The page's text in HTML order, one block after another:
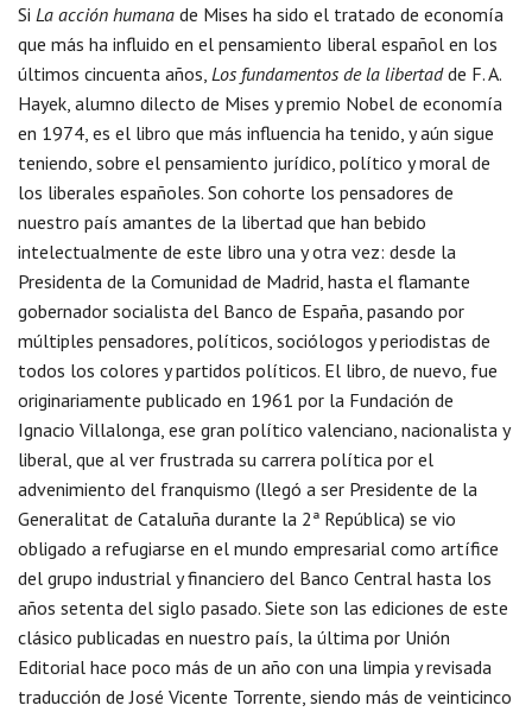
Si La acción humana de Mises ha sido el tratado de economía
que más ha influido en el pensamiento liberal español en los
últimos cincuenta años, Los fundamentos de la libertadde F. A.
Hayek, alumno dilecto de Mises y premio Nobel de economía
en 1974, es el libro que más influencia ha tenido, y aún sigue
teniendo, sobre el pensamiento jurídico, político y moral de
los liberales españoles. Son cohorte los pensadores de
nuestro país amantes de la libertad que han bebido
intelectualmente de este libro una y otra vez: desde la
Presidenta de la Comunidad de Madrid, hasta el flamante
gobernador socialista del Banco de España, pasando por
múltiples pensadores, políticos, sociólogos y periodistas de
todos los colores y partidos políticos. El libro, de nuevo, fue
originariamente publicado en 1961 por la Fundación de
Ignacio Villalonga, ese gran político valenciano, nacionalista y
liberal, que al ver frustrada su carrera política por el
advenimiento del franquismo (llegó a ser Presidente de la
Generalitat de Cataluña durante la 2ª República) se vio
obligado a refugiarse en el mundo empresarial como artífice
del grupo industrial y financiero del Banco Central hasta los
años setenta del siglo pasado. Siete son las ediciones de este
clásico publicadas en nuestro país, la última por Unión
Editorial hace poco más de un año con una limpia y revisada
traducción de José Vicente Torrente, siendo más de veinticinco